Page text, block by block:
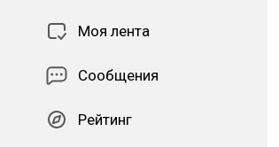
Моя лента
Сообщения
Рейтинг